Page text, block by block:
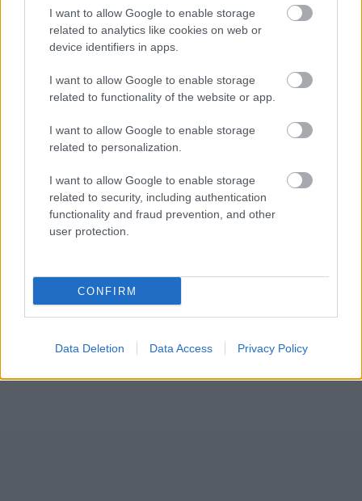
I want to allow Google to enable storage
related to analytics like cookies on web or
device identifiers in apps.
I want to allow Google to enable storage
related to functionality of the website or app.
I want to allow Google to enable storage
related to personalization.
I want to allow Google to enable storage
related to security, including authentication
functionality and fraud prevention, and other
user protection.
CONFIRM
Data Deletion Data Access Privacy Policy
NÉPSZERŰ